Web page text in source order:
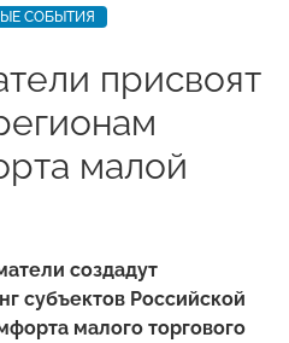
СОБЫТИЯ
присвоят
малой
создадут
субъектов Российской
малого торгового